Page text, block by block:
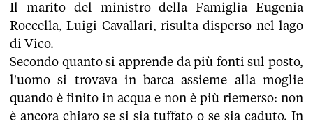
Il marito del ministro della Famiglia Eugenia
Roccella, Luigi Cavallari, risulta disperso nel lago
di Vico.
Secondo quanto si apprende da più fonti sul posto,
l'uomo si trovava in barca assieme alla moglie
quando è finito in acqua e non è più riemerso: non
è ancora chiaro se si sia tuffato o se sia caduto. In